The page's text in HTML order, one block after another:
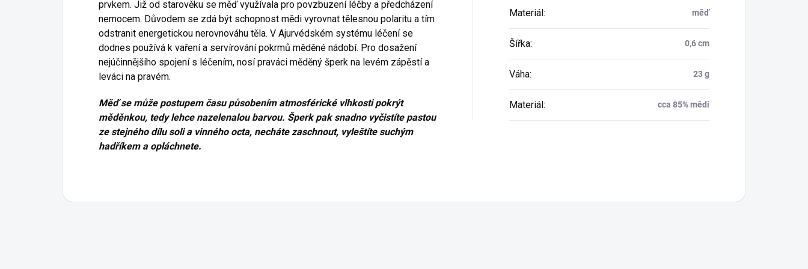
prvkem. Již od starověku se měď využívala pro povzbuzení léčby a předcházení
nemocem. Důvodem se zdá být schopnost mědi vyrovnat tělesnou polaritu a tím
odstranit energetickou nerovnováhu těla. V Ajurvédském systému léčení se
dodnes používá k vaření a servírování pokrmů měděné nádobí. Pro dosažení
nejúčinnějšího spojení s léčením, nosí praváci měděný šperk na levém zápěstí a
leváci na pravém.
Měď se může postupem času působením atmosférické vlhkosti pokrýt
měděnkou, tedy lehce nazelenalou barvou. Šperk pak snadno vyčistíte pastou
ze stejného dílu soli a vinného octa, necháte zaschnout, vyleštíte suchým
hadříkem a opláchnete.
Materiál: měď
Šířka: 0,6 cm
Váha: 23 g
Materiál: cca 85% mědi